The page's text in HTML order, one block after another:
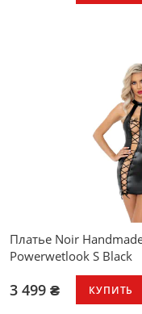
Платье Noir
Powerwetlook S Black
3 499 ₴ КУПИТЬ